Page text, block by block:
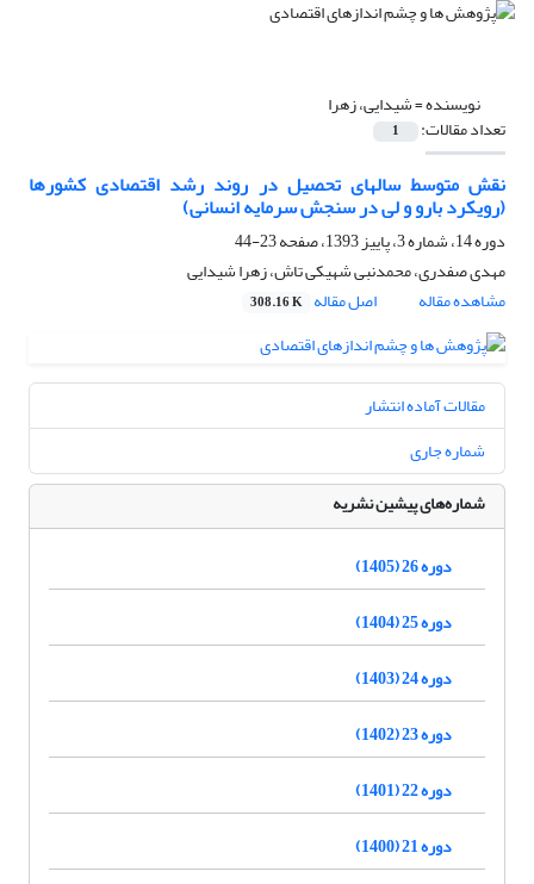
نویسنده =شیدایی، زهرا
تعداد مقالات: 1
نقش متوسط سالهای تحصیل در روند رشد اقتصادی کشورها
(رویکرد بارو و لی در سنجش سرمایه انسانی)
دوره 14، شماره 3، پاییز 1393، صفحه
23-44
مهدی صفدری، محمدنبی شهیکی تاش، زهرا شیدایی
مشاهده مقاله
اصل مقاله 308.16 K
مقالات آماده انتشار
شماره جاری
شماره‌های پیشین نشریه
دوره 26 (1405)
دوره 25 (1404)
دوره 24 (1403)
دوره 23 (1402)
دوره 22 (1401)
دوره 21 (1400)